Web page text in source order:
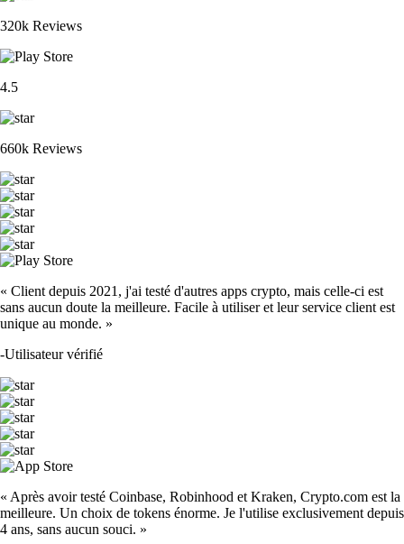
320k Reviews
4.5
660k Reviews
« Client depuis 2021, j'ai testé d'autres apps crypto, mais celle-ci est
sans aucun doute la meilleure. Facile à utiliser et leur service client est
unique au monde. »
-Utilisateur vérifié
« Après avoir testé Coinbase, Robinhood et Kraken, Crypto.com est la
meilleure. Un choix de tokens énorme. Je l'utilise exclusivement depuis
4 ans, sans aucun souci. »